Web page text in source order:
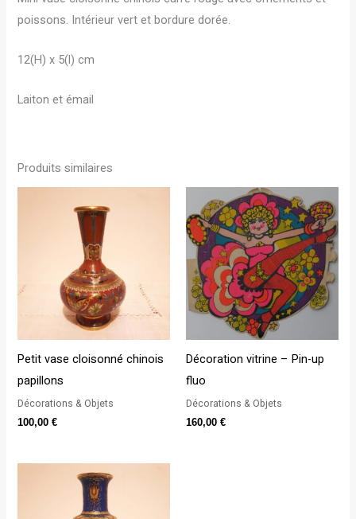
poissons. Intérieur vert et bordure dorée.
12(H) x 5(l) cm
Laiton et émail
Produits similaires
Petit vase cloisonné chinois
papillons
Décorations & Objets
100,00€
Décoration vitrine – Pin-up
fluo
Décorations & Objets
160,00 €